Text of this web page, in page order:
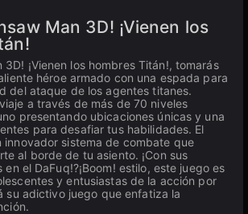
Man 3D! ¡Vienen los
3D! ¡Vienen los hombres Titán!, tomarás
héroe armado con una espada para
del ataque de los agentes titanes.
a través de más de 70 niveles
presentando ubicaciones únicas y una
para desafiar tus habilidades. El
innovador sistema de combate que
al borde de tu asiento. ¡Con sus
el DaFuq!?¡Boom! estilo, este juego es
y entusiastas de la acción por
su adictivo juego que enfatiza la